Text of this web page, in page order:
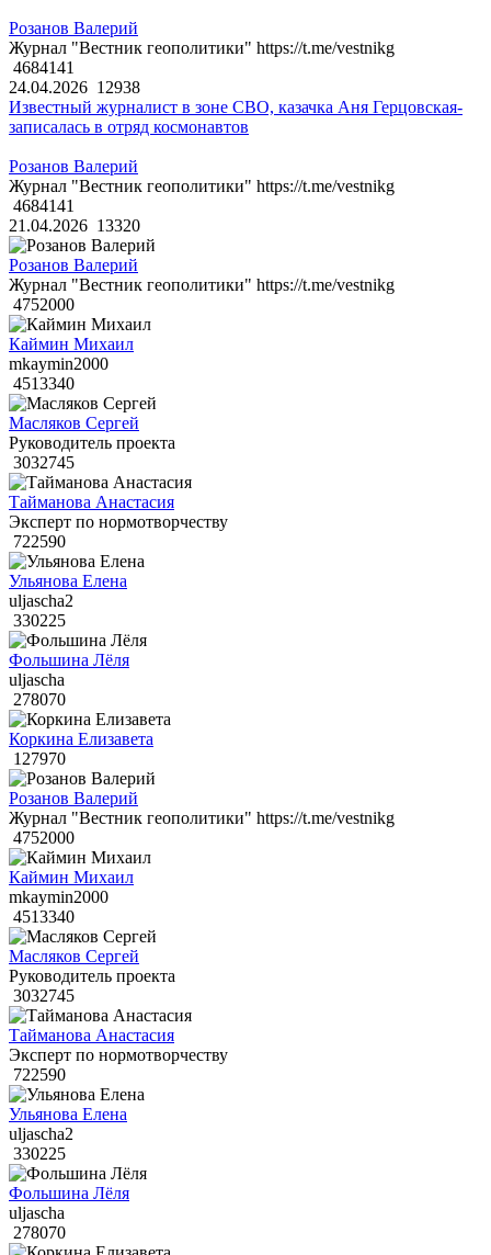
Розанов Валерий
Журнал "Вестник геополитики" https://t.me/vestnikg
4684141
24.04.2026 12938
Известный журналист в зоне СВО, казачка Аня Герцовская-
записалась в отряд космонавтов
Розанов Валерий
Журнал "Вестник геополитики" https://t.me/vestnikg
4684141
21.04.2026 13320
Розанов Валерий
Журнал "Вестник геополитики" https://t.me/vestnikg
4752000
Каймин Михаил
mkaymin2000
4513340
Масляков Сергей
Руководитель проекта
3032745
Тайманова Анастасия
Эксперт по нормотворчеству
722590
Ульянова Елена
uljascha2
330225
Фольшина Лёля
uljascha
278070
Коркина Елизавета
127970
Розанов Валерий
Журнал "Вестник геополитики" https://t.me/vestnikg
4752000
Каймин Михаил
mkaymin2000
4513340
Масляков Сергей
Руководитель проекта
3032745
Тайманова Анастасия
Эксперт по нормотворчеству
722590
Ульянова Елена
uljascha2
330225
Фольшина Лёля
uljascha
278070